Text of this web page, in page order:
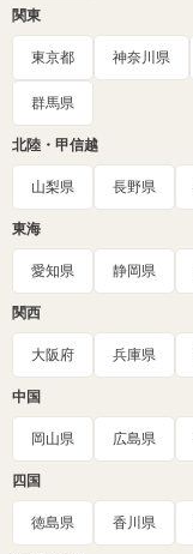
関東
東京都 神奈川県
群馬県
北陸・甲信越
山梨県 長野県
東海
愛知県 静岡県
関西
大阪府 兵庫県
中国
岡山県 広島県
四国
徳島県 香川県